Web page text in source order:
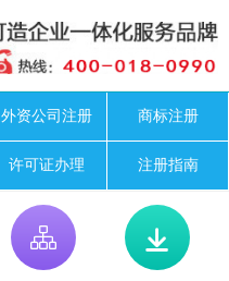
外资公司注册 商标注册
许可证办理 注册指南
 